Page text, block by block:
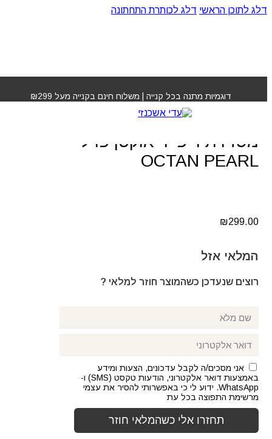
דלג לתוכן הראשי דלג לכותרת התחתונה
דוגמיות מתנה בכל קנייה | משלוח חינם בקנייה מעל ₪299אוקטן פרל OCTAN PEARL
ערכת חמישה מוצרים
מסדרת ריפייר אוקטן פרל
OCTAN PEARL
₪299.00
המלאי אזל
רוצים שנעדכן כשהמוצר חוזר למלאי ?
אני מסכים/ה לקבל עדכונים, הצעות ומידע
באמצעות דואר אלקטרוני, הודעות טקסט (SMS) ו-
WhatsApp. ידוע לי כי באפשרותי להסיר את עצמי
מרשימת התפוצה בכל עת